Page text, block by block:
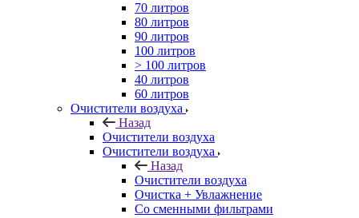
70 литров
80 литров
90 литров
100 литров
> 100 литров
40 литров
60 литров
Очистители воздуха
Назад
Очистители воздуха
Очистители воздуха
Назад
Очистители воздуха
Очистка + Увлажнение
Cо сменными фильтрами